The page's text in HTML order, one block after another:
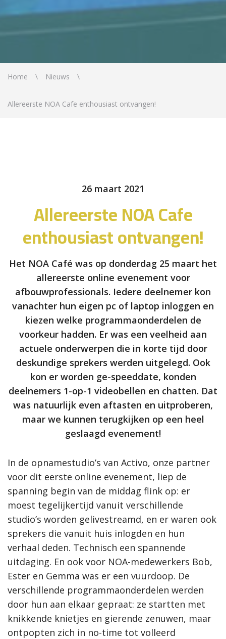
Home Nieuws
Allereerste NOA Cafe enthousiast ontvangen!
26 maart 2021
Allereerste NOA Cafe
enthousiast ontvangen!
Het NOA Café was op donderdag 25 maart het
allereerste online evenement voor
afbouwprofessionals. Iedere deelnemer kon
vanachter hun eigen pc of laptop inloggen en
kiezen welke programmaonderdelen de
voorkeur hadden. Er was een veelheid aan
actuele onderwerpen die in korte tijd door
deskundige sprekers werden uitgelegd. Ook
kon er worden ge-speeddate, konden
deelnemers 1-op-1 videobellen en chatten. Dat
was natuurlijk even aftasten en uitproberen,
maar we kunnen terugkijken op een heel
geslaagd evenement!
In de opnamestudio’s van Activo, onze partner
voor dit eerste online evenement, liep de
spanning begin van de middag flink op: er
moest tegelijkertijd vanuit verschillende
studio’s worden gelivestreamd, en er waren ook
sprekers die vanuit huis inlogden en hun
verhaal deden. Technisch een spannende
uitdaging. En ook voor NOA-medewerkers Bob,
Ester en Gemma was er een vuurdoop. De
verschillende programmaonderdelen werden
door hun aan elkaar gepraat: ze startten met
knikkende knietjes en gierende zenuwen, maar
ontpopten zich in no-time tot volleerd